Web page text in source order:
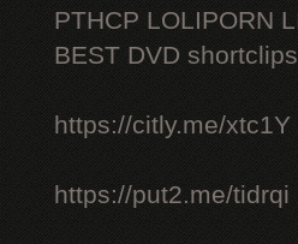
PTHCP LOLIPORN
BEST DVD
https://citly.me/xtc1Y
https://put2.me/tidrqi